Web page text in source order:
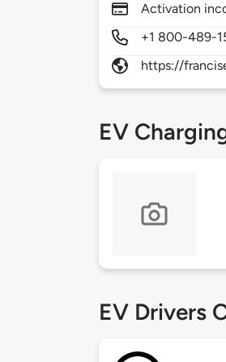
Activation
+1 800-489-
https://
EV
EV Drivers